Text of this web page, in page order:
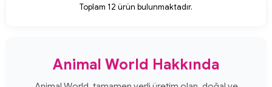
Toplam 12 ürün bulunmaktadır.
Animal World Hakkında